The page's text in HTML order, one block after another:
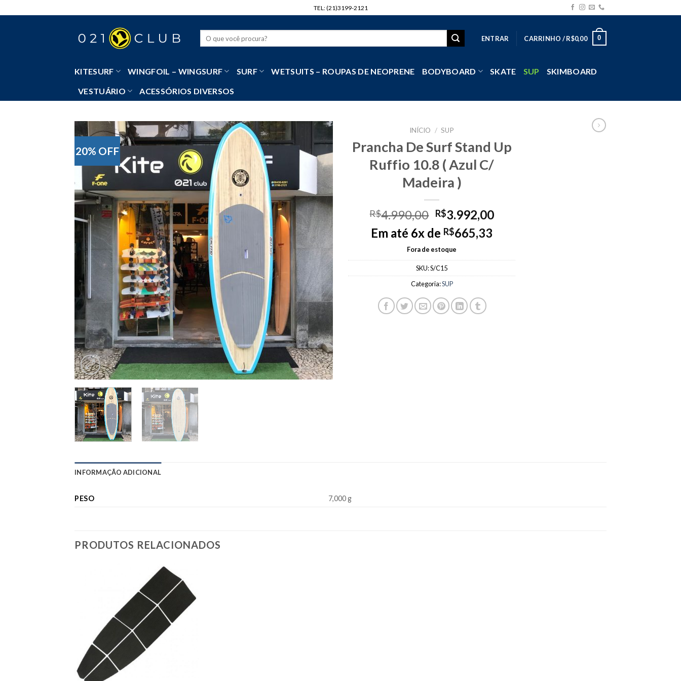
to
TEL: (21)3199-2121
ENTRAR CARRINHO /R$0,00 0
KITESURF WINGFOIL – WINGSURF SURF WETSUITS – ROUPAS DE NEOPRENE BODYBOARD SKATE SUP SKIMBOARD
VESTUÁRIO ACESSÓRIOS DIVERSOS
20% OFF
INÍCIO / SUP
Prancha De Surf Stand Up
Ruffio 10.8 ( Azul C/
Madeira )
R$4.990,00 Original
price
was:
R$4.990,00.
R$3.992,00Current
Em até 6x de R$665,33
Fora de estoque
SKU:S/C15
Categoria:SUP
INFORMAÇÃO ADICIONAL
PESO 7,000 g
PRODUTOS RELACIONADOS